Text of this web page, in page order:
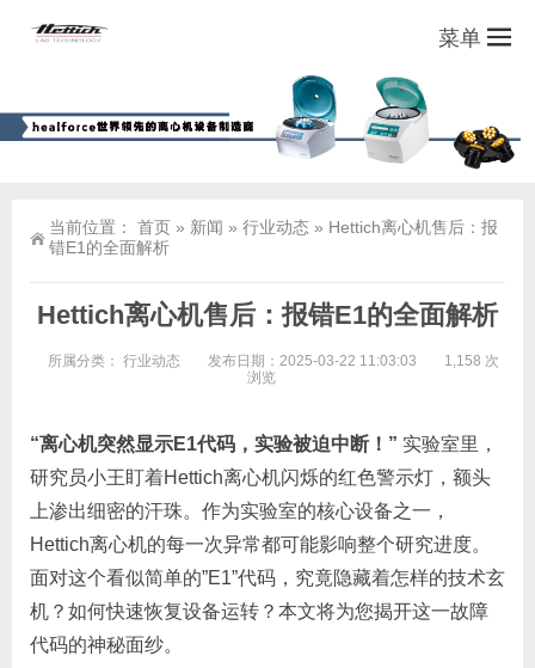
菜单
当前位置： 首页 » 新闻 » 行业动态 » Hettich离心机售后：报
错E1的全面解析
Hettich离心机售后：报错E1的全面解析
所属分类： 行业动态 发布日期：2025-03-22 11:03:03
1,158 次
浏览
“离心机突然显示E1代码，实验被迫中断！” 实验室里，
研究员小王盯着Hettich离心机闪烁的红色警示灯，额头
上渗出细密的汗珠。作为实验室的核心设备之一，
Hettich离心机的每一次异常都可能影响整个研究进度。
面对这个看似简单的”E1”代码，究竟隐藏着怎样的技术玄
机？如何快速恢复设备运转？本文将为您揭开这一故障
代码的神秘面纱。